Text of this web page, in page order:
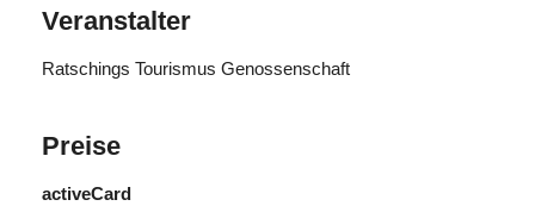
Veranstalter
Ratschings Tourismus Genossenschaft
Preise
activeCard